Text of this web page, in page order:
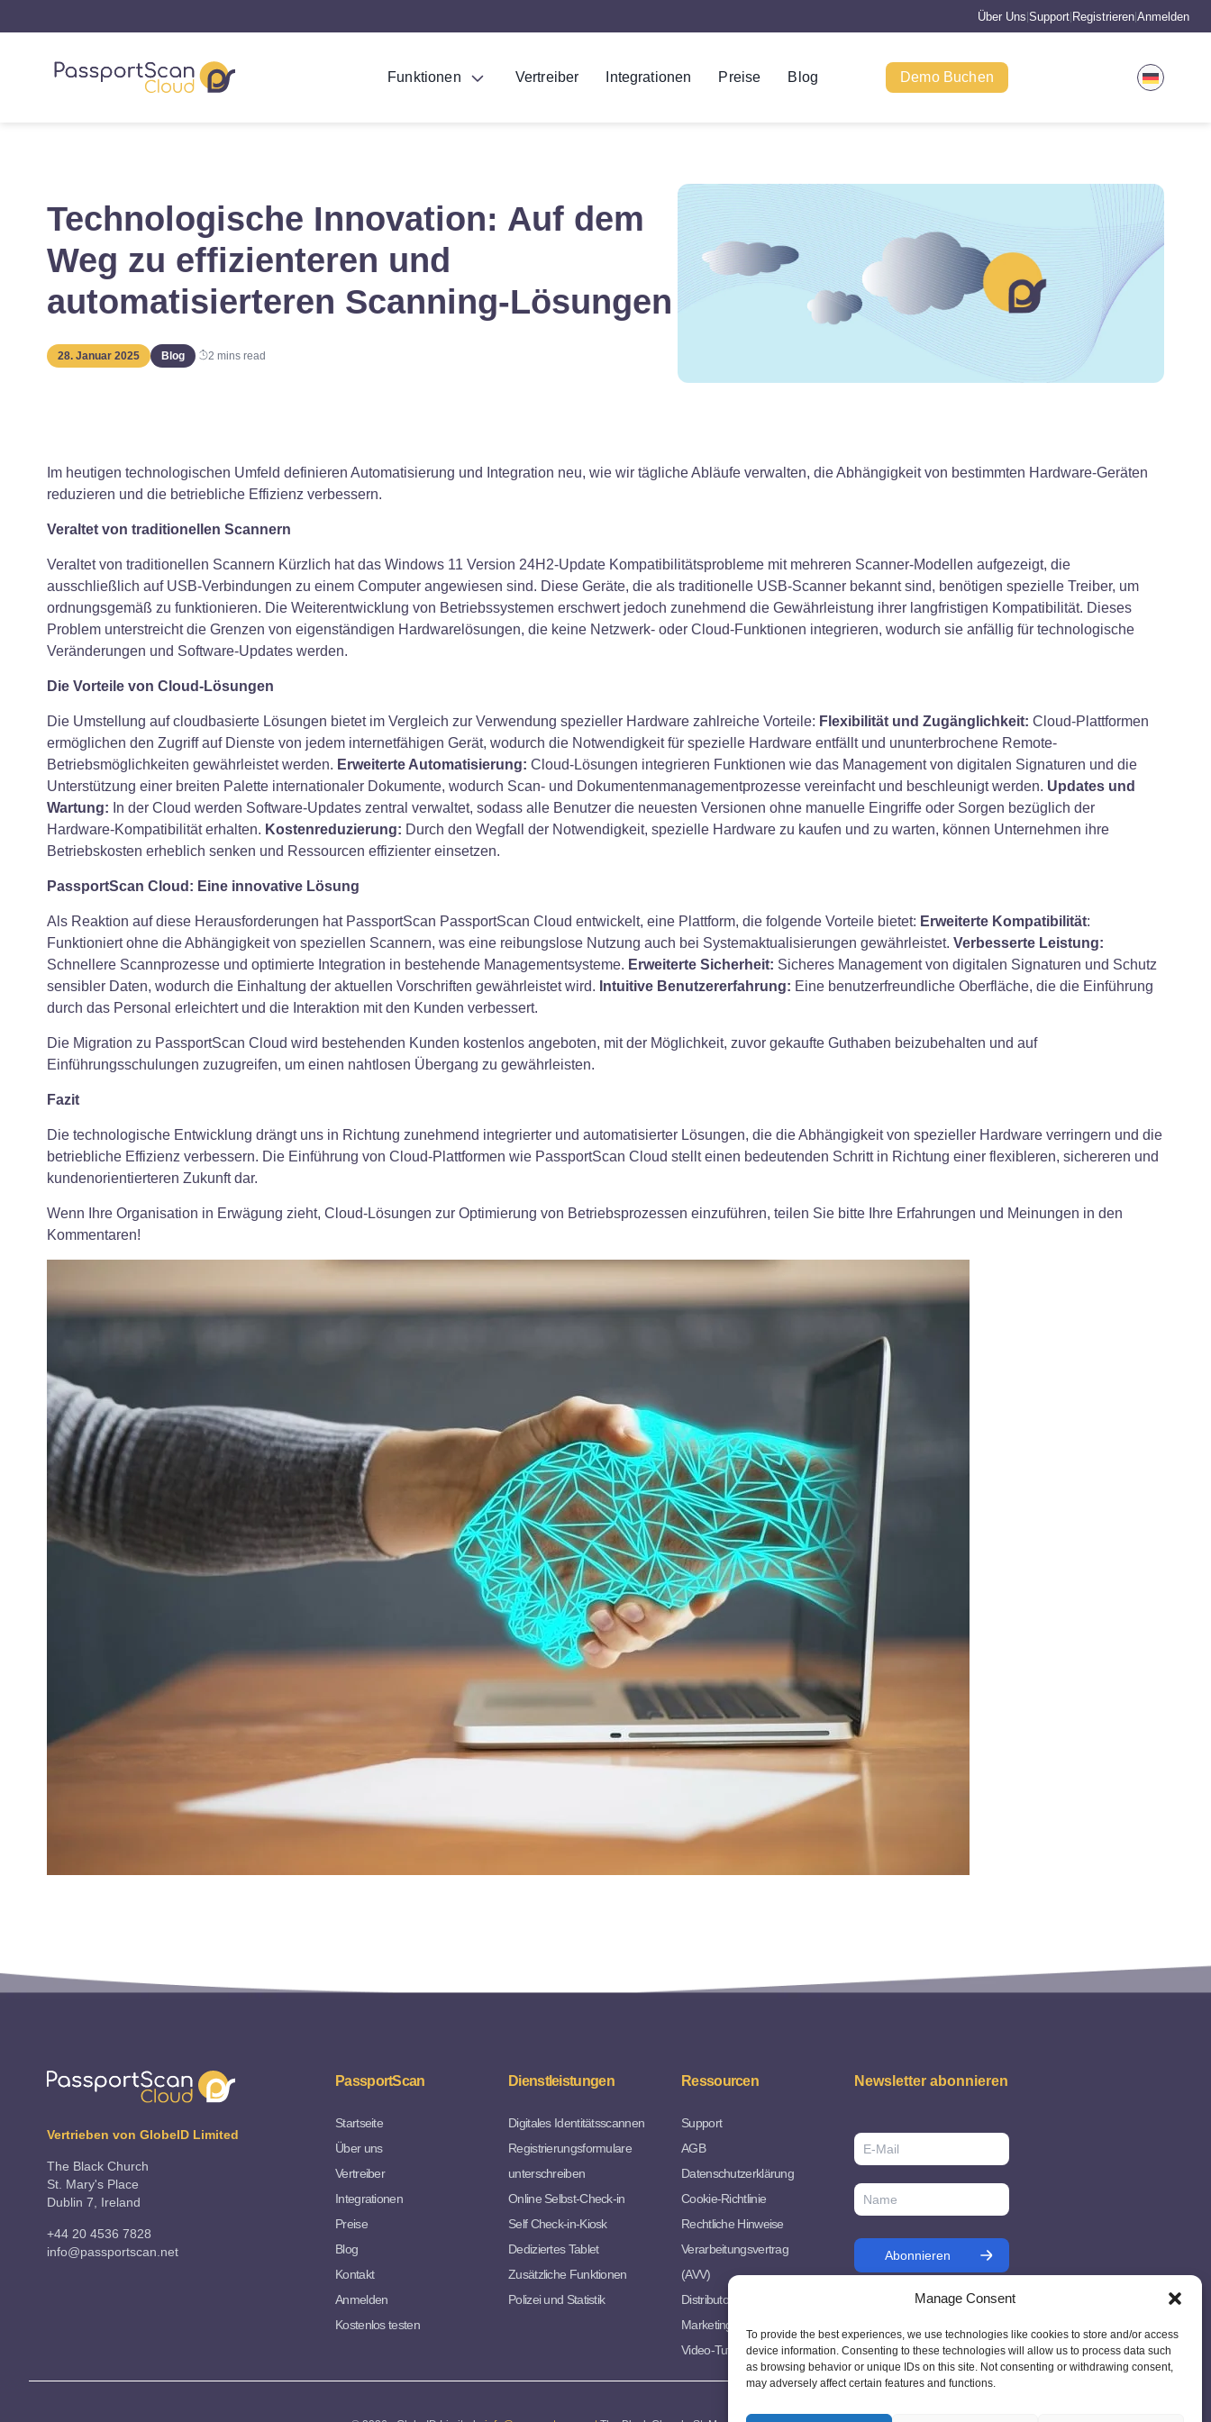
Manage Consent
To provide the best experiences, we use technologies like cookies to store and/or access
device information. Consenting to these technologies will allow us to process data such
as browsing behavior or unique IDs on this site. Not consenting or withdrawing consent,
may adversely affect certain features and functions.
Über Uns Support Registrieren Anmelden
Funktionen Vertreiber Integrationen Preise Blog Demo Buchen
Technologische Innovation: Auf dem
Weg zu effizienteren und
automatisierteren Scanning-Lösungen
28. Januar 2025 Blog 2 mins read
Im heutigen technologischen Umfeld definieren Automatisierung und Integration neu, wie wir tägliche Abläufe verwalten, die Abhängigkeit von bestimmten Hardware-Geräten
reduzieren und die betriebliche Effizienz verbessern.
Veraltet von traditionellen Scannern
Veraltet von traditionellen Scannern Kürzlich hat das Windows 11 Version 24H2-Update Kompatibilitätsprobleme mit mehreren Scanner-Modellen aufgezeigt, die
ausschließlich auf USB-Verbindungen zu einem Computer angewiesen sind. Diese Geräte, die als traditionelle USB-Scanner bekannt sind, benötigen spezielle Treiber, um
ordnungsgemäß zu funktionieren. Die Weiterentwicklung von Betriebssystemen erschwert jedoch zunehmend die Gewährleistung ihrer langfristigen Kompatibilität. Dieses
Problem unterstreicht die Grenzen von eigenständigen Hardwarelösungen, die keine Netzwerk- oder Cloud-Funktionen integrieren, wodurch sie anfällig für technologische
Veränderungen und Software-Updates werden.
Die Vorteile von Cloud-Lösungen
Die Umstellung auf cloudbasierte Lösungen bietet im Vergleich zur Verwendung spezieller Hardware zahlreiche Vorteile: Flexibilität und Zugänglichkeit: Cloud-Plattformen
ermöglichen den Zugriff auf Dienste von jedem internetfähigen Gerät, wodurch die Notwendigkeit für spezielle Hardware entfällt und ununterbrochene Remote-
Betriebsmöglichkeiten gewährleistet werden. Erweiterte Automatisierung: Cloud-Lösungen integrieren Funktionen wie das Management von digitalen Signaturen und die
Unterstützung einer breiten Palette internationaler Dokumente, wodurch Scan- und Dokumentenmanagementprozesse vereinfacht und beschleunigt werden. Updates und
Wartung: In der Cloud werden Software-Updates zentral verwaltet, sodass alle Benutzer die neuesten Versionen ohne manuelle Eingriffe oder Sorgen bezüglich der
Hardware-Kompatibilität erhalten. Kostenreduzierung: Durch den Wegfall der Notwendigkeit, spezielle Hardware zu kaufen und zu warten, können Unternehmen ihre
Betriebskosten erheblich senken und Ressourcen effizienter einsetzen.
PassportScan Cloud: Eine innovative Lösung
Als Reaktion auf diese Herausforderungen hat PassportScan PassportScan Cloud entwickelt, eine Plattform, die folgende Vorteile bietet: Erweiterte Kompatibilität:
Funktioniert ohne die Abhängigkeit von speziellen Scannern, was eine reibungslose Nutzung auch bei Systemaktualisierungen gewährleistet. Verbesserte Leistung:
Schnellere Scannprozesse und optimierte Integration in bestehende Managementsysteme. Erweiterte Sicherheit: Sicheres Management von digitalen Signaturen und Schutz
sensibler Daten, wodurch die Einhaltung der aktuellen Vorschriften gewährleistet wird. Intuitive Benutzererfahrung: Eine benutzerfreundliche Oberfläche, die die Einführung
durch das Personal erleichtert und die Interaktion mit den Kunden verbessert.
Die Migration zu PassportScan Cloud wird bestehenden Kunden kostenlos angeboten, mit der Möglichkeit, zuvor gekaufte Guthaben beizubehalten und auf
Einführungsschulungen zuzugreifen, um einen nahtlosen Übergang zu gewährleisten.
Fazit
Die technologische Entwicklung drängt uns in Richtung zunehmend integrierter und automatisierter Lösungen, die die Abhängigkeit von spezieller Hardware verringern und die
betriebliche Effizienz verbessern. Die Einführung von Cloud-Plattformen wie PassportScan Cloud stellt einen bedeutenden Schritt in Richtung einer flexibleren, sichereren und
kundenorientierteren Zukunft dar.
Wenn Ihre Organisation in Erwägung zieht, Cloud-Lösungen zur Optimierung von Betriebsprozessen einzuführen, teilen Sie bitte Ihre Erfahrungen und Meinungen in den
Kommentaren!
Vertrieben von GlobeID Limited
The Black Church
St. Mary's Place
Dublin 7, Ireland
+44 20 4536 7828
info@passportscan.net
PassportScan
Startseite
Über uns
Vertreiber
Integrationen
Preise
Blog
Kontakt
Anmelden
Kostenlos testen
Dienstleistungen
Digitales Identitätsscannen
Registrierungsformulare
unterschreiben
Online Selbst-Check-in
Self Check-in-Kiosk
Dediziertes Tablet
Zusätzliche Funktionen
Polizei und Statistik
Ressourcen
Support
AGB
Datenschutzerklärung
Cookie-Richtlinie
Rechtliche Hinweise
Verarbeitungsvertrag
(AVV)
Distributorvereinbarung
Marketing Ressourcen
Video-Tutorials
Newsletter abonnieren